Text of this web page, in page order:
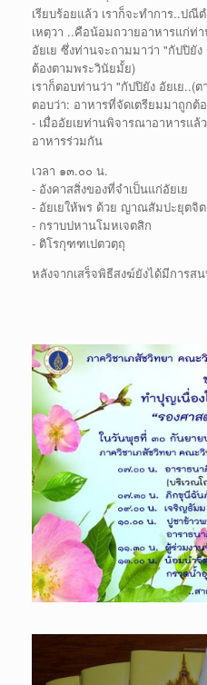
เรียบร้อยแล้ว เราก็จะทำการ..ป
เหตฺวา ..คือน้อมถวายอาหารแก่ท่
อยเย ซึ่งท่านจะถามมาว่า "กัปปิยั
ต้องตามพระวินัยมั้ย)
เราก็ตอบท่านว่า "กัปปิยัง อัยเย..(
ตอบว่า: อาหารที่จัดเตรียมมาถูกต้
- เมื่ออัยเยท่านพิจารณาอาหารแล้
อาหารร่วมกัน
เวลา ๑๓.๐๐ น.
- อังคาสสิ่งของที่จำเป็นแก่อัยเย
- อัยเยให้พร ด้วย ญาณสัมปะยุตจิ
- กราบปหานโมหเจตสิก
- ติโรกุฑฑเปตวตฺถุ
หลังจากเสร็จพิธีสงฆ์ยังได้มีการส